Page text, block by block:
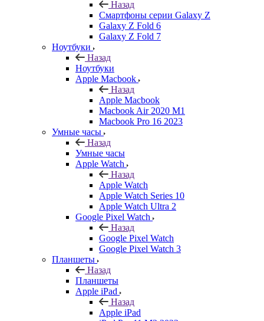
Назад
Смартфоны серии Galaxy Z
Galaxy Z Fold 6
Galaxy Z Fold 7
Ноутбуки
Назад
Ноутбуки
Apple Macbook
Назад
Apple Macbook
Macbook Air 2020 M1
Macbook Pro 16 2023
Умные часы
Назад
Умные часы
Apple Watch
Назад
Apple Watch
Apple Watch Series 10
Apple Watch Ultra 2
Google Pixel Watch
Назад
Google Pixel Watch
Google Pixel Watch 3
Планшеты
Назад
Планшеты
Apple iPad
Назад
Apple iPad